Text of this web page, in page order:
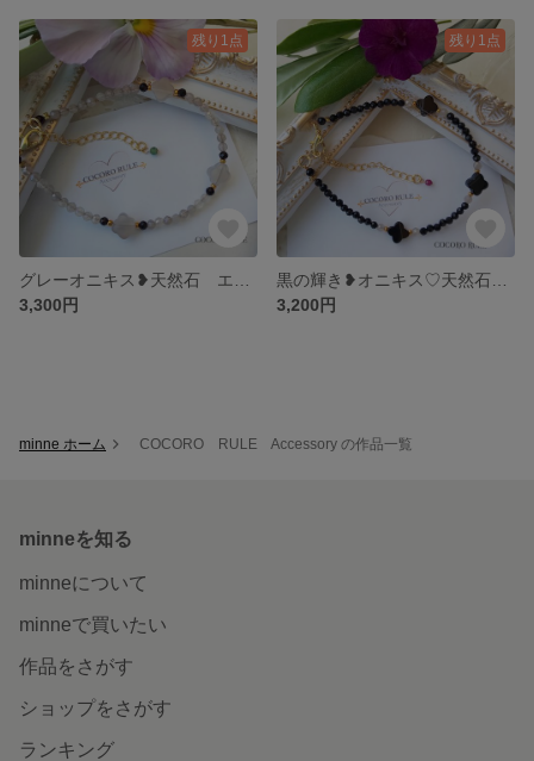
残り1点
3,300円
残り1点
3,200円
minne ホーム COCORO RULE Accessory の作品一覧
minneを知る
minneについて
minneで買いたい
作品をさがす
ショップをさがす
ランキング